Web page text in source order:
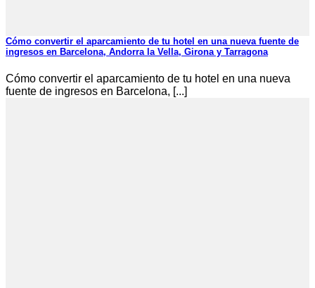
Cómo convertir el aparcamiento de tu hotel en una nueva fuente de
ingresos en Barcelona, Andorra la Vella, Girona y Tarragona
Cómo convertir el aparcamiento de tu hotel en una nueva
fuente de ingresos en Barcelona, [...]